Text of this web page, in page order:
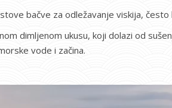
bačve za odležavanje viskija,
dimljenom ukusu, koji dolazi od
vode i začina.